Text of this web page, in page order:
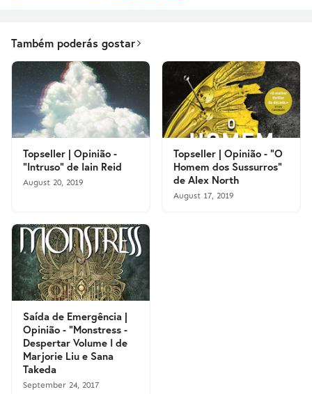
Também poderás gostar
Topseller | Opinião -
"Intruso" de Iain Reid
August 20, 2019
Topseller | Opinião - "O
Homem dos Sussurros"
de Alex North
August 17, 2019
Saída de Emergência |
Opinião - "Monstress -
Despertar Volume I de
Marjorie Liu e Sana
Takeda
September 24, 2017